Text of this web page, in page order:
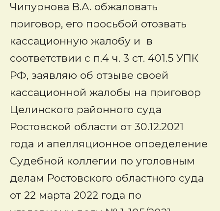
Чипурнова В.А. обжаловать
приговор, его просьбой отозвать
кассационную жалобу и в
соответствии с п.4 ч. 3 ст. 401.5 УПК
РФ, заявляю об отзыве своей
кассационной жалобы на приговор
Целинского районного суда
Ростовской области от 30.12.2021
года и апелляционное определение
Судебной коллегии по уголовным
делам Ростовского областного суда
от 22 марта 2022 года по